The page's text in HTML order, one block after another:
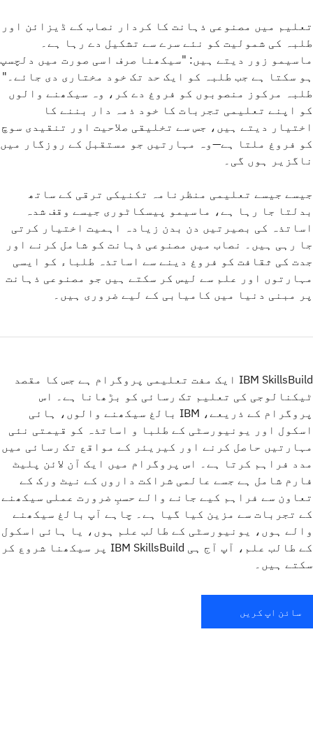
تعلیم میں مصنوعی ذہانت کا کردار نصاب کے ڈیزائن اور
طلبہ کی شمولیت کو نئے سرے سے تشکیل دے رہا ہے۔
ماسیمو زور دیتے ہیں: "سیکھنا صرف اسی صورت میں دلچسپ
ہو سکتا ہے جب طلبہ کو ایک حد تک خود مختاری دی جائے۔"
طلبہ مرکوز منصوبوں کو فروغ دے کر، وہ سیکھنے والوں
کو اپنے تعلیمی تجربات کا خود ذمہ دار بننے کا
اختیار دیتے ہیں، جس سے تخلیقی صلاحیت اور تنقیدی سوچ
کو فروغ ملتا ہے—وہ مہارتیں جو مستقبل کے روزگار میں
ناگزیر ہوں گی۔
جیسے جیسے تعلیمی منظرنامہ تکنیکی ترقی کے ساتھ
بدلتا جا رہا ہے، ماسیمو پیسکاٹوری جیسے وقف شدہ
اساتذہ کی بصیرتیں دن بدن زیادہ اہمیت اختیار کرتی
جا رہی ہیں۔ نصاب میں مصنوعی ذہانت کو شامل کرنے اور
جدت کی ثقافت کو فروغ دینے سے اساتذہ طلباء کو ایسی
مہارتوں اور علم سے لیس کر سکتے ہیں جو مصنوعی ذہانت
پر مبنی دنیا میں کامیابی کے لیے ضروری ہیں۔
IBM SkillsBuild ایک مفت تعلیمی پروگرام ہے جس کا مقصد
ٹیکنالوجی کی تعلیم تک رسائی کو بڑھانا ہے۔ اس
پروگرام کے ذریعے، IBM بالغ سیکھنے والوں، ہائی
اسکول اور یونیورسٹی کے طلبا و اساتذہ کو قیمتی نئی
مہارتیں حاصل کرنے اور کیریئر کے مواقع تک رسائی میں
مدد فراہم کرتا ہے۔ اس پروگرام میں ایک آن لائن پلیٹ
فارم شامل ہے جسے عالمی شراکت داروں کے نیٹ ورک کے
تعاون سے فراہم کیے جانے والے حسبِ ضرورت عملی سیکھنے
کے تجربات سے مزین کیا گیا ہے۔ چاہے آپ بالغ سیکھنے
والے ہوں، یونیورسٹی کے طالب علم ہوں، یا ہائی اسکول
کے طالب علم، آپ آج ہی IBM SkillsBuild پر سیکھنا شروع کر
سکتے ہیں۔
سائن اپ کریں